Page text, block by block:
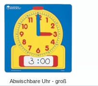
Abwischbare Uhr - groß